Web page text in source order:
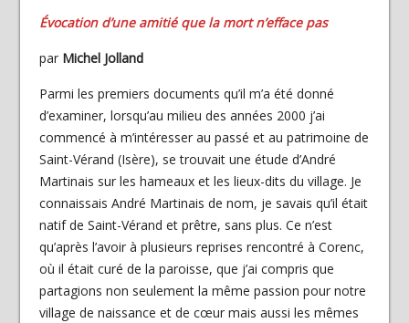
Évocation d’une amitié que la mort n’efface pas
par Michel Jolland
Parmi les premiers documents qu’il m’a été donné
d’examiner, lorsqu’au milieu des années 2000 j’ai
commencé à m’intéresser au passé et au patrimoine de
Saint-Vérand (Isère), se trouvait une étude d’André
Martinais sur les hameaux et les lieux-dits du village. Je
connaissais André Martinais de nom, je savais qu’il était
natif de Saint-Vérand et prêtre, sans plus. Ce n’est
qu’après l’avoir à plusieurs reprises rencontré à Corenc,
où il était curé de la paroisse, que j’ai compris que
partagions non seulement la même passion pour notre
village de naissance et de cœur mais aussi les mêmes